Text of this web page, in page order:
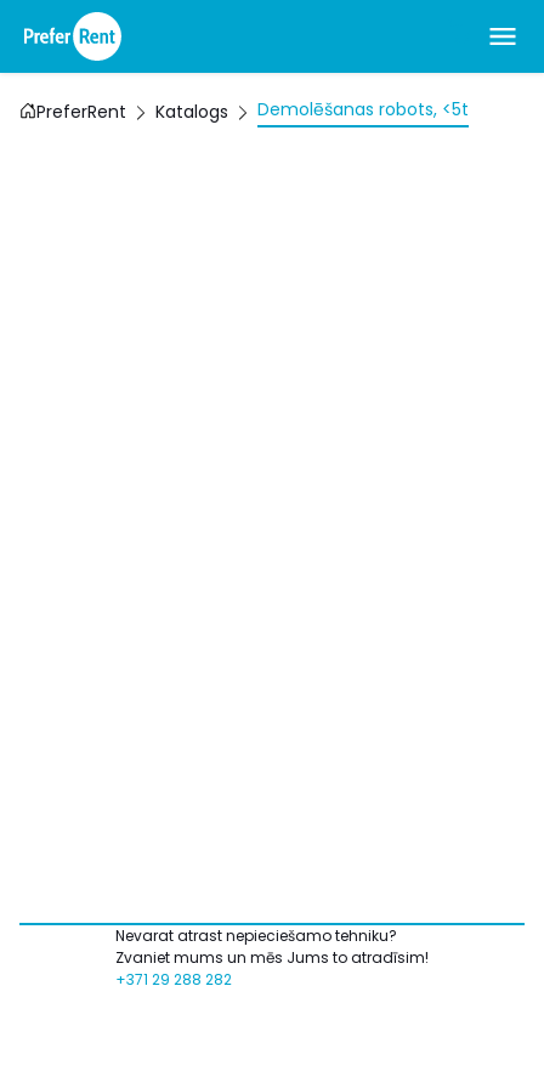
PreferRent Katalogs Demolēšanas robots, <5t
Nevarat atrast nepieciešamo tehniku?
Zvaniet mums un mēs Jums to atradīsim!
+371 29 288 282